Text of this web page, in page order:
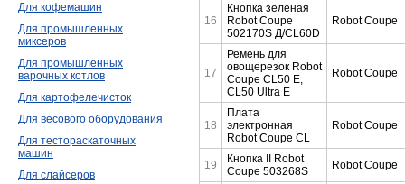
16
Кнопка зеленая
Robot Coupe
502170S Д/CL60D
Robot Coupe
17
Ремень для
овощерезок Robot
Coupe CL50 E,
CL50 Ultra E
Robot Coupe
18
Плата
электронная
Robot Coupe CL
Robot Coupe
19
Кнопка II Robot
Coupe 503268S
Robot Coupe
Для кофемашин
Для промышленных
миксеров
Для промышленных
варочных котлов
Для картофелечисток
Для весового оборудования
Для тестораскаточных
машин
Для слайсеров